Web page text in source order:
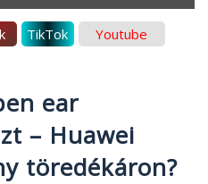
TikTok Youtube
ear
– Huawei
töredékáron?